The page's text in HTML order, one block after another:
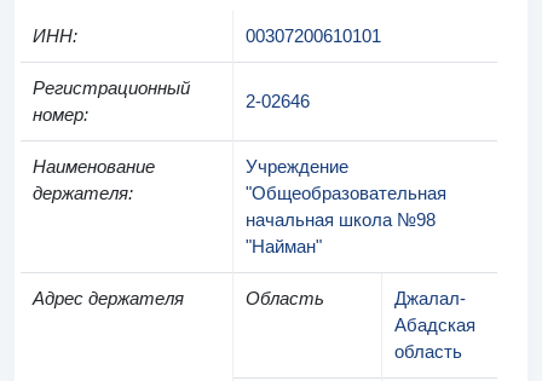
ИНН: 00307200610101
Регистрационный
номер:
2-02646
Наименование
держателя:
Учреждение
"Общеобразовательная
начальная школа №98
"Найман"
Адрес держателя Область
Джалал-
Абадская
область